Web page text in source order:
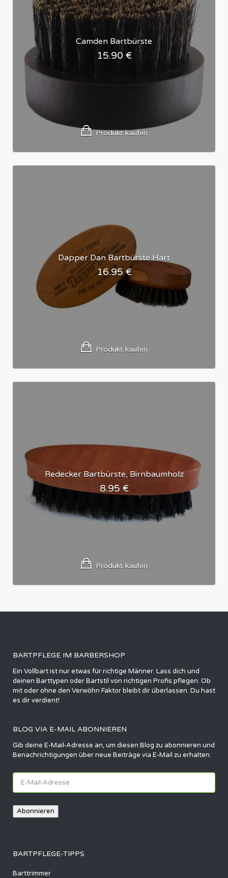
Camden Bartbürste
15.90 €
Produkt kaufen
Dapper Dan Bartbürste Hart
16.95€
Produkt kaufen
Redecker Bartbürste, Birnbaumholz
8.95 €
Produkt kaufen
BARTPFLEGE IM BARBERSHOP
Ein Vollbart ist nur etwas für richtige Männer. Lass dich und
deinen Barttypen oder Bartstil von richtigen Profis pflegen. Ob
mit oder ohne den Verwöhn Faktor bleibt dir überlassen. Du hast
es dir verdient!
BLOG VIA E-MAIL ABONNIEREN
Gib deine E-Mail-Adresse an, um diesen Blog zu abonnieren und
Benachrichtigungen über neue Beiträge via E-Mail zu erhalten.
E-
Mail-
Abonnieren
BARTPFLEGE-TIPPS
Barttrimmer